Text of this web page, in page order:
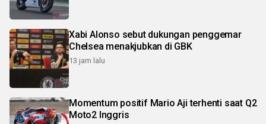
Xabi Alonso sebut dukungan penggemar
Chelsea menakjubkan di GBK
13 jam lalu
Momentum positif Mario Aji terhenti saat Q2
Moto2 Inggris